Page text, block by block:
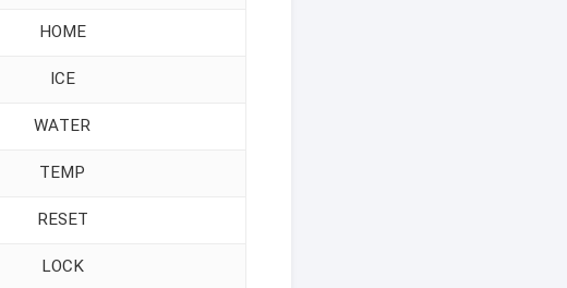
HOME
ICE
WATER
TEMP
RESET
LOCK